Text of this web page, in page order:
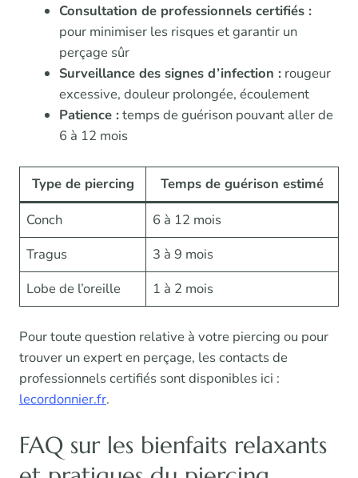
Consultation de professionnels certifiés :
pour minimiser les risques et garantir un
perçage sûr
Surveillance des signes d’infection :rougeur
excessive, douleur prolongée, écoulement
Patience :temps de guérison pouvant aller de
6 à 12 mois
Type de piercing
Temps de guérison estimé
Conch
6 à 12 mois
Tragus
3 à 9 mois
Lobe de l’oreille
1 à 2 mois
Pour toute question relative à votre piercing ou pour
trouver un expert en perçage, les contacts de
professionnels certifiés sont disponibles ici :
lecordonnier.fr.
FAQ sur les bienfaits relaxants